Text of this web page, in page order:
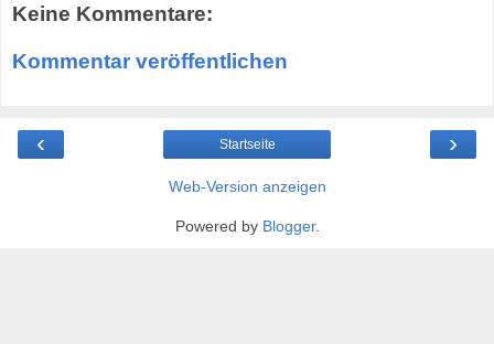
Keine Kommentare:
Kommentar veröffentlichen
‹ ›
Startseite
Web-Version anzeigen
Powered by Blogger.